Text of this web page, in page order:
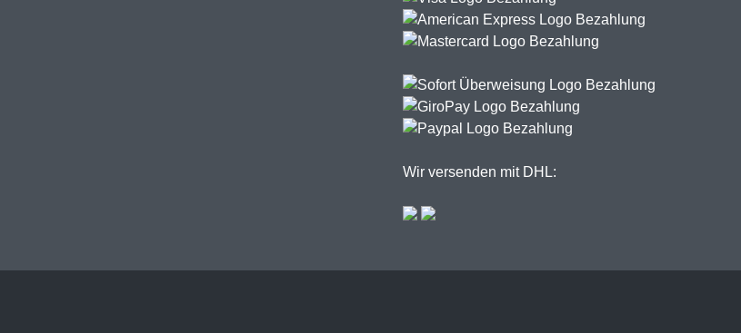
Wir versenden mit DHL: